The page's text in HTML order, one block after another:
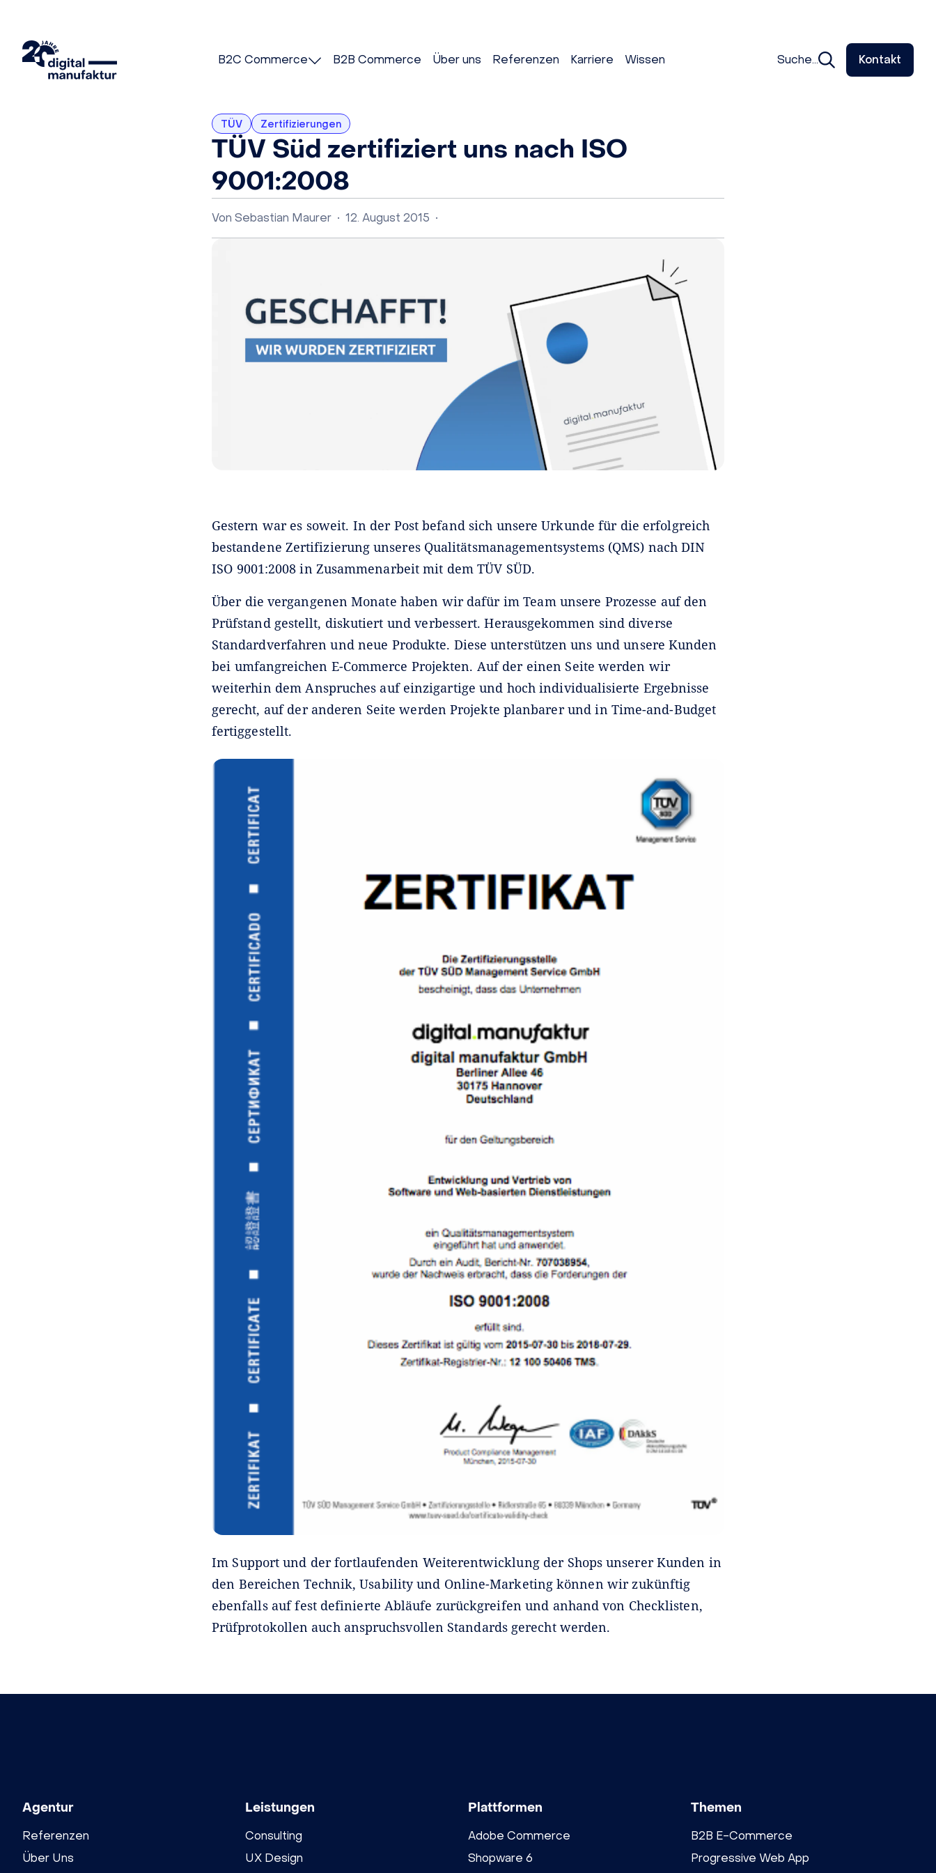
B2C Commerce B2B Commerce Über uns Referenzen Karriere Wissen Suche... Kontakt
TÜV Zertifizierungen
TÜV Süd zertifiziert uns nach ISO
9001:2008
Von Sebastian Maurer • 12. August 2015 •
Gestern war es soweit. In der Post befand sich unsere Urkunde für die erfolgreich
bestandene Zertifizierung unseres Qualitätsmanagementsystems (QMS) nach DIN
ISO 9001:2008 in Zusammenarbeit mit dem TÜV SÜD.
Über die vergangenen Monate haben wir dafür im Team unsere Prozesse auf den
Prüfstand gestellt, diskutiert und verbessert. Herausgekommen sind diverse
Standardverfahren und neue Produkte. Diese unterstützen uns und unsere Kunden
bei umfangreichen E-Commerce Projekten. Auf der einen Seite werden wir
weiterhin dem Anspruches auf einzigartige und hoch individualisierte Ergebnisse
gerecht, auf der anderen Seite werden Projekte planbarer und in Time-and-Budget
fertiggestellt.
Im Support und der fortlaufenden Weiterentwicklung der Shops unserer Kunden in
den Bereichen Technik, Usability und Online-Marketing können wir zukünftig
ebenfalls auf fest definierte Abläufe zurückgreifen und anhand von Checklisten,
Prüfprotokollen auch anspruchsvollen Standards gerecht werden.
Agentur
Referenzen
Über Uns
Leistungen
Consulting
UX Design
Plattformen
Adobe Commerce
Shopware 6
Themen
B2B E-Commerce
Progressive Web App